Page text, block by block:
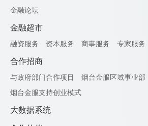
金融论坛
金融超市
融资服务 资本服务 商事服务 专家服务
合作招商
与政府部门合作项目
烟台金服区域事业部
烟台金服支持创业模式
大数据系统